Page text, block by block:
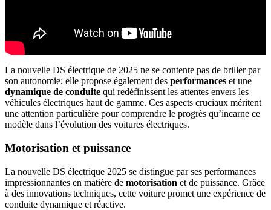
La nouvelle DS électrique de 2025 ne se contente pas de briller par
son autonomie; elle propose également des performances et une
dynamique de conduite qui redéfinissent les attentes envers les
véhicules électriques haut de gamme. Ces aspects cruciaux méritent
une attention particulière pour comprendre le progrès qu’incarne ce
modèle dans l’évolution des voitures électriques.
Motorisation et puissance
La nouvelle DS électrique 2025 se distingue par ses performances
impressionnantes en matière de motorisation et de puissance. Grâce
à des innovations techniques, cette voiture promet une expérience de
conduite dynamique et réactive.